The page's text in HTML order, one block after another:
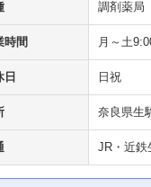
調剤薬局
時間 月～土
日 日祝
奈良県生
JR・近